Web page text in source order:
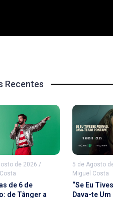
Recentes
de 2026 /
de 6 de
de Tânger a
5 de Agosto
Miguel Costa
“Se Eu
Dava-te Um